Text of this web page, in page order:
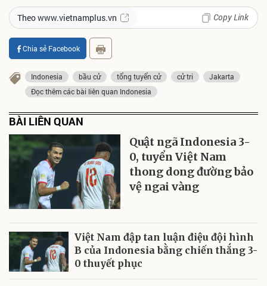
Theo www.vietnamplus.vn Copy Link
Chia sẻ Facebook
Indonesia bầu cử tổng tuyển cử cử tri
Jakarta
Đọc thêm các bài liên quan Indonesia
BÀI LIÊN QUAN
Quật ngã Indonesia 3-
0, tuyển Việt Nam
thong dong đường bảo
vệ ngai vàng
Việt Nam đập tan luận điệu đội hình
B của Indonesia bằng chiến thắng 3-
0 thuyết phục